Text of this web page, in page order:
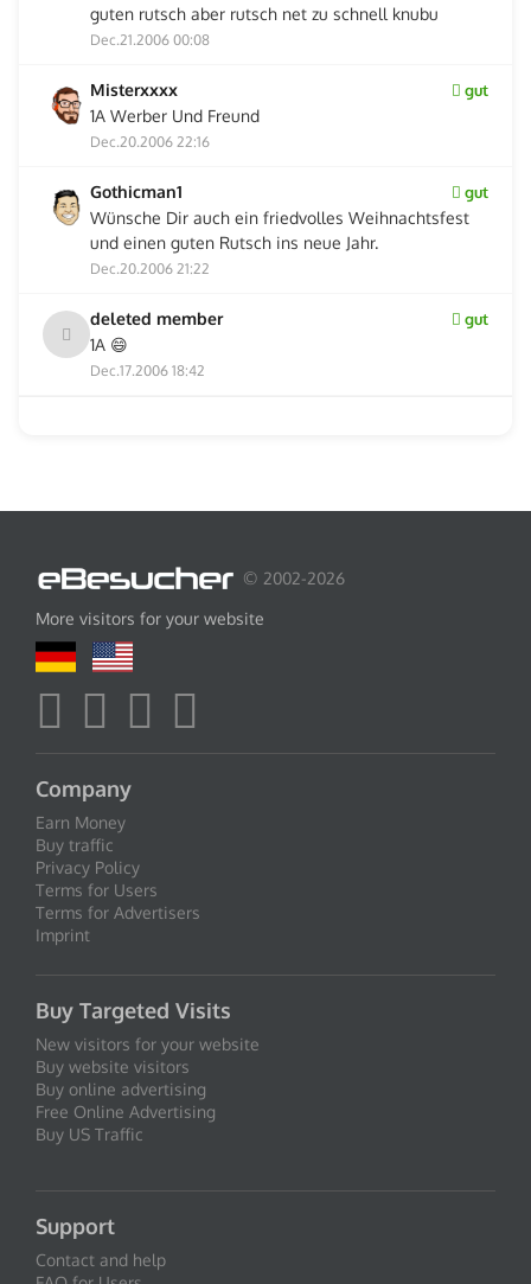
guten rutsch aber rutsch net zu schnell knubu
Dec.21.2006 00:08
Misterxxxx gut
1A Werber Und Freund
Dec.20.2006 22:16
Gothicman1 gut
Wünsche Dir auch ein friedvolles Weihnachtsfest
und einen guten Rutsch ins neue Jahr.
Dec.20.2006 21:22
deleted member gut
1A 😄
Dec.17.2006 18:42
© 2002-2026
More visitors for your website
Company
Earn Money
Buy traffic
Privacy Policy
Terms for Users
Terms for Advertisers
Imprint
Buy Targeted Visits
New visitors for your website
Buy website visitors
Buy online advertising
Free Online Advertising
Buy US Traffic
Support
Contact and help